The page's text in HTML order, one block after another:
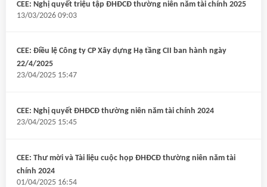
CEE: Nghị quyết triệu tập ĐHĐCĐ thường niên năm tài chính 2025
13/03/2026 09:03
CEE: Điều lệ Công ty CP Xây dựng Hạ tầng CII ban hành ngày
22/4/2025
23/04/2025 15:47
CEE: Nghị quyết ĐHĐCĐ thường niên năm tài chính 2024
23/04/2025 15:45
CEE: Thư mời và Tài liệu cuộc họp ĐHĐCĐ thường niên năm tài
chính 2024
01/04/2025 16:54